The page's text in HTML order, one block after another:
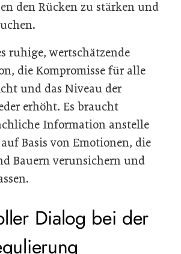
den Rücken zu stärken und
ruhige, wertschätzende
die Kompromisse für alle
und das Niveau der
erhöht. Es braucht
Information anstelle
Basis von Emotionen, die
Bauern verunsichern und
Dialog bei der